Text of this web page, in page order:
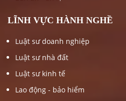
LĨNH VỰC HÀNH NGHỀ
Luật sư doanh nghiệp
Luật sư nhà đất
Luật sư kinh tế
Lao động - bảo hiểm